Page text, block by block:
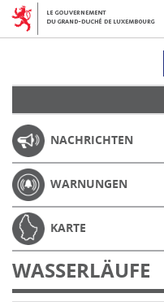
NACHRICHTEN
WARNUNGEN
KARTE
WASSERLÄUFE